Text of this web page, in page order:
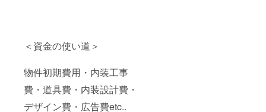
＜資金の使い道＞
物件初期費用・内装工事
費・道具費・内装設計費・
デザイン費・広告費etc..